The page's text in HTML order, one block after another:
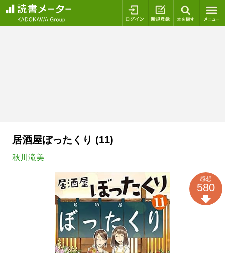
ログイン 新規登録
居酒屋ぼったくり (11)
秋川滝美
感想
580